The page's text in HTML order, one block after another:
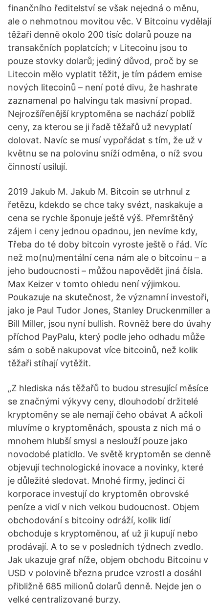
finančního ředitelství se však nejedná o měnu,
ale o nehmotnou movitou věc. V Bitcoinu vydělají
těžaři denně okolo 200 tisíc dolarů pouze na
transakčních poplatcích; v Litecoinu jsou to
pouze stovky dolarů; jediný důvod, proč by se
Litecoin mělo vyplatit těžit, je tím pádem emise
nových litecoinů – není poté divu, že hashrate
zaznamenal po halvingu tak masivní propad.
Nejrozšířenější kryptoměna se nachází poblíž
ceny, za kterou se ji řadě těžařů už nevyplatí
dolovat. Navíc se musí vypořádat s tím, že už v
květnu se na polovinu sníží odměna, o níž svou
činností usilují.
2019 Jakub M. Jakub M. Bitcoin se utrhnul z
řetězu, kdekdo se chce taky svézt, naskakuje a
cena se rychle šponuje ještě výš. Přemrštěný
zájem i ceny jednou opadnou, jen nevíme kdy,
Třeba do té doby bitcoin vyroste ještě o řád. Víc
než mo(nu)mentální cena nám ale o bitcoinu – a
jeho budoucnosti – můžou napovědět jiná čísla.
Max Keizer v tomto ohledu není výjimkou.
Poukazuje na skutečnost, že významní investoři,
jako je Paul Tudor Jones, Stanley Druckenmiller a
Bill Miller, jsou nyní bullish. Rovněž bere do úvahy
příchod PayPalu, který podle jeho odhadu může
sám o sobě nakupovat více bitcoinů, než kolik
těžaři stíhají vytěžit.
„Z hlediska nás těžařů to budou stresující měsíce
se značnými výkyvy ceny, dlouhodobí držitelé
kryptoměny se ale nemají čeho obávat A ačkoli
mluvíme o kryptoměnách, spousta z nich má o
mnohem hlubší smysl a neslouží pouze jako
novodobé platidlo. Ve světě kryptoměn se denně
objevují technologické inovace a novinky, které
je důležité sledovat. Mnohé firmy, jedinci či
korporace investují do kryptoměn obrovské
peníze a vidí v nich velkou budoucnost. Objem
obchodování s bitcoiny odráží, kolik lidí
obchoduje s kryptoměnou, ať už ji kupují nebo
prodávají. A to se v posledních týdnech zvedlo.
Jak ukazuje graf níže, objem obchodu Bitcoinu v
USD v polovině března prudce vzrostl a dosáhl
přibližně 685 milionů dolarů denně. Nejde jen o
velké centralizované burzy.